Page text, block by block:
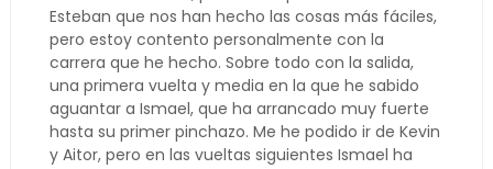
Esteban que nos han hecho las cosas más fáciles,
pero estoy contento personalmente con la
carrera que he hecho. Sobre todo con la salida,
una primera vuelta y media en la que he sabido
aguantar a Ismael, que ha arrancado muy fuerte
hasta su primer pinchazo. Me he podido ir de Kevin
y Aitor, pero en las vueltas siguientes Ismael ha